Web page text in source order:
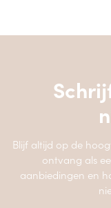
Blijf altijd op de
ontvang als
aanbiedingen en